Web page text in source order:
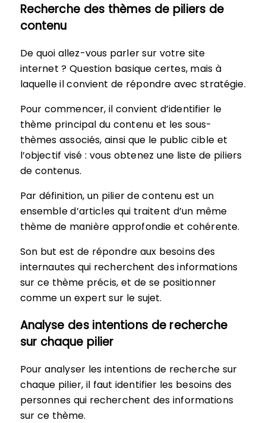
Recherche des thèmes de piliers de
contenu
De quoi allez-vous parler sur votre site
internet ? Question basique certes, mais à
laquelle il convient de répondre avec stratégie.
Pour commencer, il convient d’identifier le
thème principal du contenu et les sous-
thèmes associés, ainsi que le public cible et
l’objectif visé : vous obtenez une liste de piliers
de contenus.
Par définition, un pilier de contenu est un
ensemble d’articles qui traitent d’un même
thème de manière approfondie et cohérente.
Son but est de répondre aux besoins des
internautes qui recherchent des informations
sur ce thème précis, et de se positionner
comme un expert sur le sujet.
Analyse des intentions de recherche
sur chaque pilier
Pour analyser les intentions de recherche sur
chaque pilier, il faut identifier les besoins des
personnes qui recherchent des informations
sur ce thème.